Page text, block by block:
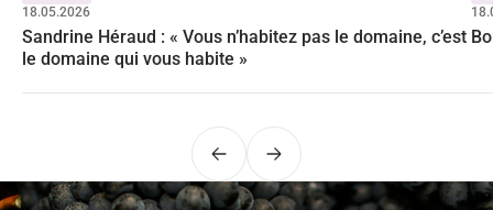
18.05.2026
Sandrine Héraud : « Vous n’habitez pas le domaine, c’est
le domaine qui vous habite »
PrécédentSuivant